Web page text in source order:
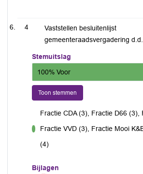
4
Vaststellen besluitenlijst
gemeenteraadsvergadering
Stemuitslag
100% Voor
Toon stemmen
Fractie CDA (3), Fractie D66 (3),
Fractie VVD (3), Fractie Mooi
(4)
Bijlagen